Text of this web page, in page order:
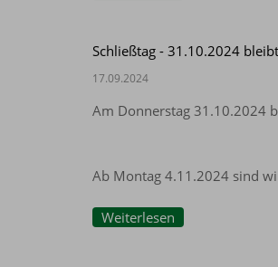
Schließtag - 31.10.2024
17.09.2024
Am Donnerstag 31.10.2024
Ab Montag 4.11.2024 sind
Weiterlesen